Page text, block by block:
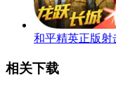
和平精英正版射
相关下载